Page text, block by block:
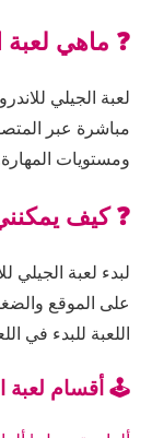
❓ ماهي لعبة
لعبة الجيلي
مباشرة عبر
ومستويات
❓ كيف
لبدء لعبة الجيلي
على الموقع
اللعبة للبدء في
🕹️ أقسام لعبة